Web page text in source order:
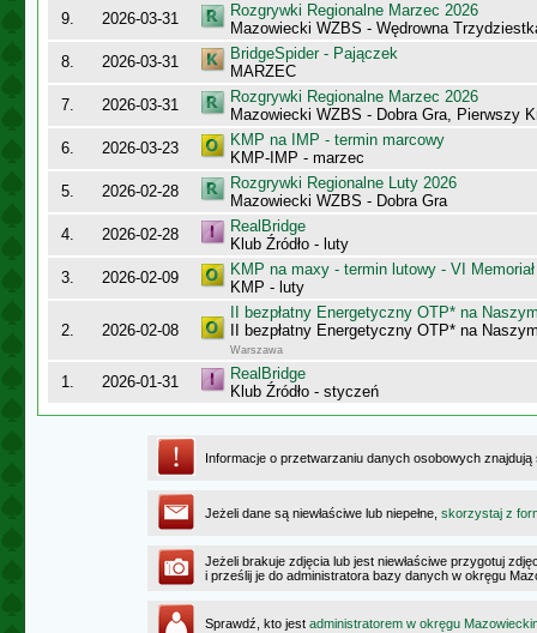
9.
2026-03-31
Rozgrywki Regionalne Marzec 2026
Mazowiecki WZBS - Wędrowna
8.
2026-03-31
BridgeSpider - Pajączek
MARZEC
7.
2026-03-31
Rozgrywki Regionalne Marzec 2026
Mazowiecki WZBS - Dobra Gra, Pierwszy
6.
2026-03-23
KMP na IMP - termin marcowy
KMP-IMP - marzec
5.
2026-02-28
Rozgrywki Regionalne Luty 2026
Mazowiecki WZBS - Dobra Gra
4.
2026-02-28
RealBridge
Klub Źródło - luty
3.
2026-02-09
KMP na maxy - termin lutowy - VI
KMP - luty
2. 2026-02-08
II bezpłatny Energetyczny OTP* na
II bezpłatny Energetyczny OTP* na
Warszawa
1. 2026-01-31
RealBridge
Klub Źródło - styczeń
Informacje o przetwarzaniu danych osobowych
Jeżeli dane są niewłaściwe lub niepełne, skorzystaj z
Jeżeli brakuje zdjęcia lub jest niewłaściwe przygotuj
i prześlij je do administratora bazy danych w okręgu
Sprawdź, kto jest administratorem w okręgu